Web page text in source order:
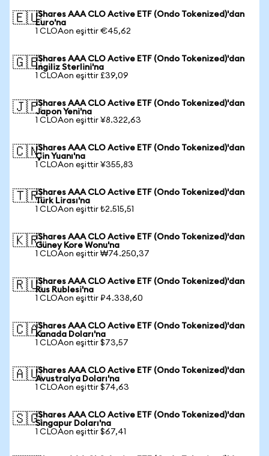
🇪🇺iShares AAA CLO Active ETF (Ondo Tokenized)'dan
Euro'na
1 CLOAon eşittir €45,62
🇬🇧iShares AAA CLO Active ETF (Ondo Tokenized)'dan
İngiliz Sterlini'na
1 CLOAon eşittir £39,09
🇯🇵iShares AAA CLO Active ETF (Ondo Tokenized)'dan
Japon Yeni'na
1 CLOAon eşittir ¥8.322,63
🇨🇳iShares AAA CLO Active ETF (Ondo Tokenized)'dan
Çin Yuanı'na
1 CLOAon eşittir ¥355,83
🇹🇷iShares AAA CLO Active ETF (Ondo Tokenized)'dan
Türk Lirası'na
1 CLOAon eşittir ₺2.515,51
🇰🇷iShares AAA CLO Active ETF (Ondo Tokenized)'dan
Güney Kore Wonu'na
1 CLOAon eşittir ₩74.250,37
🇷🇺iShares AAA CLO Active ETF (Ondo Tokenized)'dan
Rus Rublesi'na
1 CLOAon eşittir ₽4.338,60
🇨🇦iShares AAA CLO Active ETF (Ondo Tokenized)'dan
Kanada Doları'na
1 CLOAon eşittir $73,57
🇦🇺iShares AAA CLO Active ETF (Ondo Tokenized)'dan
Avustralya Doları'na
1 CLOAon eşittir $74,63
🇸🇬iShares AAA CLO Active ETF (Ondo Tokenized)'dan
Singapur Doları'na
1 CLOAon eşittir $67,41